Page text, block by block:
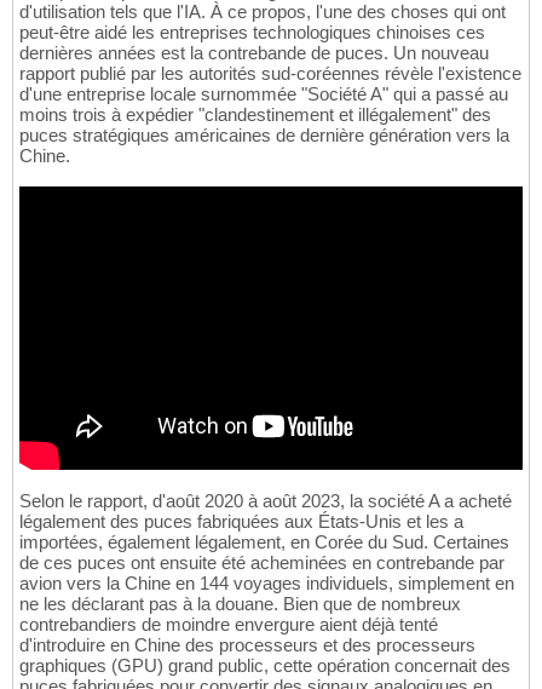
d'utilisation tels que l'IA. À ce propos, l'une des choses qui ont
peut-être aidé les entreprises technologiques chinoises ces
dernières années est la contrebande de puces. Un nouveau
rapport publié par les autorités sud-coréennes révèle l'existence
d'une entreprise locale surnommée "Société A" qui a passé au
moins trois à expédier "clandestinement et illégalement" des
puces stratégiques américaines de dernière génération vers la
Chine.
Selon le rapport, d'août 2020 à août 2023, la société A a acheté
légalement des puces fabriquées aux États-Unis et les a
importées, également légalement, en Corée du Sud. Certaines
de ces puces ont ensuite été acheminées en contrebande par
avion vers la Chine en 144 voyages individuels, simplement en
ne les déclarant pas à la douane. Bien que de nombreux
contrebandiers de moindre envergure aient déjà tenté
d'introduire en Chine des processeurs et des processeurs
graphiques (GPU) grand public, cette opération concernait des